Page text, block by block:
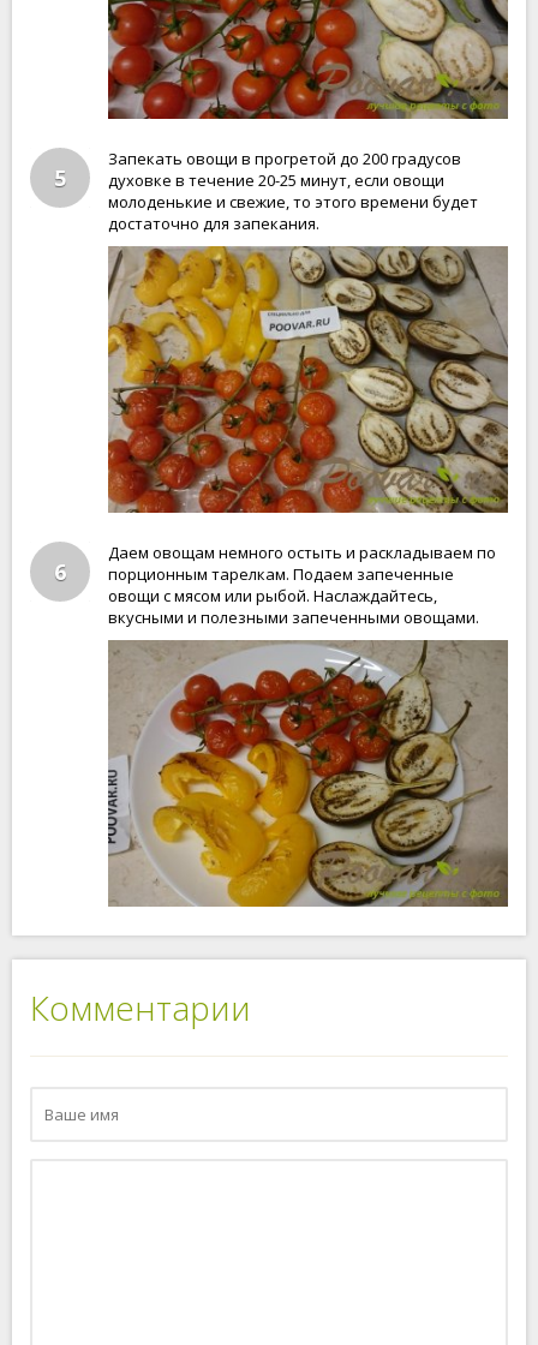
5
Запекать овощи в прогретой до 200 градусов
духовке в течение 20-25 минут, если овощи
молоденькие и свежие, то этого времени будет
достаточно для запекания.
6
Даем овощам немного остыть и раскладываем по
порционным тарелкам. Подаем запеченные
овощи с мясом или рыбой. Наслаждайтесь,
вкусными и полезными запеченными овощами.
Комментарии